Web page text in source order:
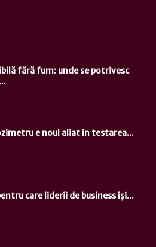
fără fum: unde se potrivesc
e noul aliat în testarea...
care liderii de business își...